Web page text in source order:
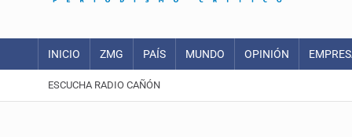
INICIO ZMG PAÍS MUNDO OPINIÓN
ESCUCHA RADIO CAÑÓN